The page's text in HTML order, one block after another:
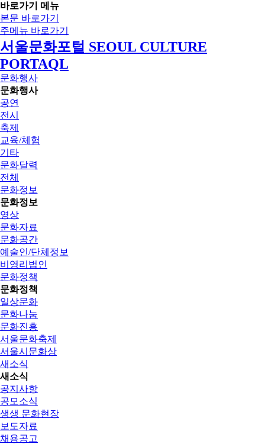
바로가기 메뉴
본문 바로가기
주메뉴 바로가기
서울문화포털 SEOUL CULTURE
PORTAQL
문화행사
문화행사
공연
전시
축제
교육/체험
기타
문화달력
전체
문화정보
문화정보
영상
문화자료
문화공간
예술인/단체정보
비영리법인
문화정책
문화정책
일상문화
문화나눔
문화진흥
서울문화축제
서울시문화상
새소식
새소식
공지사항
공모소식
생생 문화현장
보도자료
채용공고